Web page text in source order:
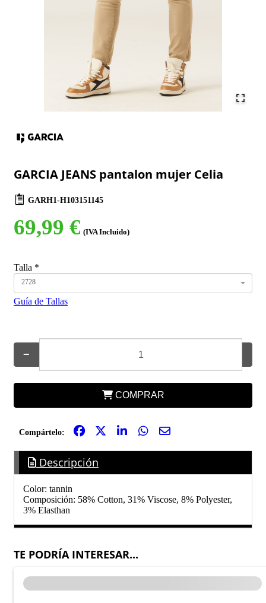
GARCIA JEANS pantalon mujer Celia
GARH1-H103151145
69,99 € (IVA Incluido)
Talla *
2728
Guía de Tallas
−
COMPRAR
Compártelo:
Descripción
Color: tannin
Composición: 58% Cotton, 31% Viscose, 8% Polyester,
3% Elasthan
TE PODRÍA INTERESAR...